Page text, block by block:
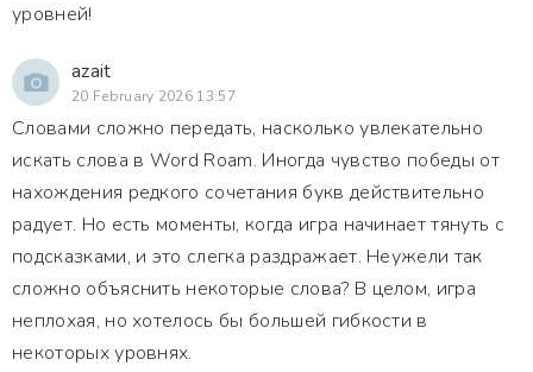
уровней!
azait
20 February 2026 13:57
Словами сложно передать, насколько увлекательно
искать слова в Word Roam. Иногда чувство победы от
нахождения редкого сочетания букв действительно
радует. Но есть моменты, когда игра начинает тянуть с
подсказками, и это слегка раздражает. Неужели так
сложно объяснить некоторые слова? В целом, игра
неплохая, но хотелось бы большей гибкости в
некоторых уровнях.